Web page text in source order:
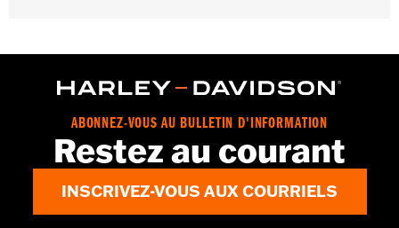
ABONNEZ-VOUS AU BULLETIN D'INFORMATION
Restez au courant
INSCRIVEZ-VOUS AUX COURRIELS